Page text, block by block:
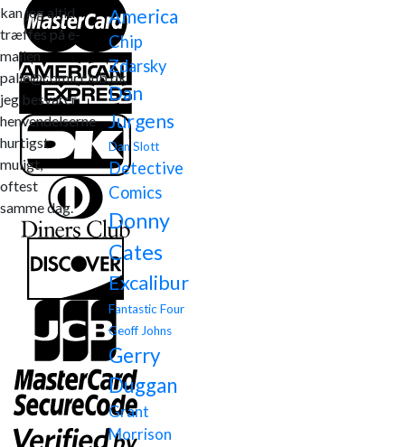
kan jeg altid
træffes på e-
mailen
palle@comicclub.dk
jeg besvarer
henvendelserne
hurtigst
muligt,
oftest
samme dag.
America
Chip
Zdarsky
Dan
Jurgens
Dan Slott
Detective
Comics
Donny
Cates
Excalibur
Fantastic Four
Geoff Johns
Gerry
Duggan
Grant
Morrison